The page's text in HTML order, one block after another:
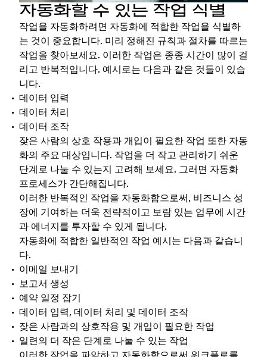
자동화할 수 있는 작업 식별
작업을 자동화하려면 자동화에 적합한 작업을 식별하
는 것이 중요합니다. 미리 정해진 규칙과 절차를 따르는
작업을 찾아보세요. 이러한 작업은 종종 시간이 많이 걸
리고 반복적입니다. 예시로는 다음과 같은 것들이 있습
니다.
데이터 입력
데이터 처리
데이터 조작
잦은 사람의 상호 작용과 개입이 필요한 작업 또한 자동
화의 주요 대상입니다. 작업을 더 작고 관리하기 쉬운
단계로 나눌 수 있는지 고려해 보세요. 그러면 자동화
프로세스가 간단해집니다.
이러한 반복적인 작업을 자동화함으로써, 비즈니스 성
장에 기여하는 더욱 전략적이고 보람 있는 업무에 시간
과 에너지를 투자할 수 있게 됩니다.
자동화에 적합한 일반적인 작업 예시는 다음과 같습니
다.
이메일 보내기
보고서 생성
예약 일정 잡기
데이터 입력, 데이터 처리 및 데이터 조작
잦은 사람과의 상호작용 및 개입이 필요한 작업
일련의 더 작은 단계로 나눌 수 있는 작업
이러한 작업을 파악하고 자동화함으로써 워크플로를